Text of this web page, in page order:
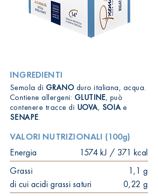
INGREDIENTI
Semola di GRANO duro italiana, acqua.
Contiene allergeni: GLUTINE, può
contenere tracce di UOVA, SOIAe
SENAPE.
VALORI NUTRIZIONALI (100g)
Energia
1574 kJ / 371 kcal
Grassi
1,1 g
di cui acidi grassi saturi
0,22 g